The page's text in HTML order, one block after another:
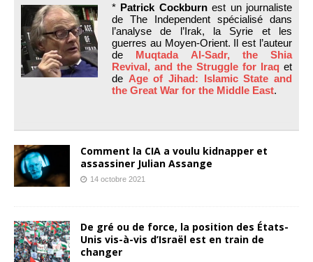
* Patrick Cockburnest un journaliste
de The Independent spécialisé dans
l’analyse de l’Irak, la Syrie et les
guerres au Moyen-Orient. Il est l’auteur
de Muqtada Al-Sadr, the Shia
Revival, and the Struggle for Iraq et
de Age of Jihad: Islamic State and
the Great War for the Middle East.
Comment la CIA a voulu kidnapper et
assassiner Julian Assange
14 octobre 2021
De gré ou de force, la position des États-
Unis vis-à-vis d’Israël est en train de
changer